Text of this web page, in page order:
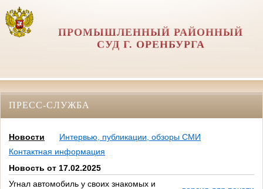
ПРОМЫШЛЕННЫЙ РАЙОННЫЙ
СУД Г. ОРЕНБУРГА
ПРЕСС-СЛУЖБА
Новости
Интервью, публикации, обзоры СМИ
Контактная информация
Новость от 17.02.2025
Угнал автомобиль у своих знакомых и